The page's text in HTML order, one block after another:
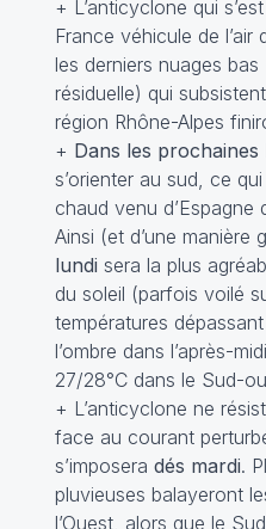
+ L’anticyclone qui
France véhicule de
les derniers nuages bas
résiduelle) qui
région Rhône-Alpes
+ Dans les prochaines
s’orienter au sud, ce
chaud venu d’Espagne
Ainsi (et d’une manière
lundi sera la plus
du soleil (parfois voilé
températures
l’ombre dans l’après-
27/28°C dans le Sud-
+ L’anticyclone ne
face au courant
s’imposera dés mardi.
pluvieuses balayeront
l’Ouest, alors que le